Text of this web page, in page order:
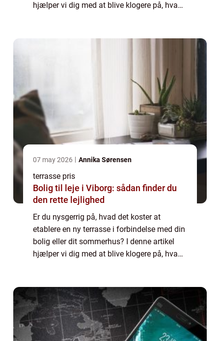
hjælper vi dig med at blive klogere på, hvad
07 may 2026 Annika Sørensen
terrasse pris
Bolig til leje i Viborg: sådan finder du
den rette lejlighed
Er du nysgerrig på, hvad det koster at
etablere en ny terrasse i forbindelse med din
bolig eller dit sommerhus? I denne artikel
hjælper vi dig med at blive klogere på, hvad